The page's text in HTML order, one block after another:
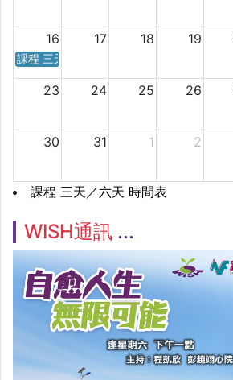
16 17 18 19
課程 三天／六天 時間表
23 24 25 26
30 31 1 2
課程 三天／六天 時間表
WISH通訊